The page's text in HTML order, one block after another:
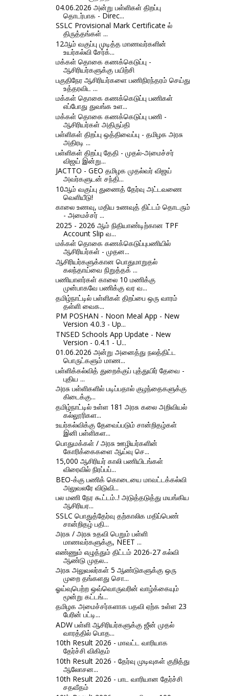
04.06.2026 அன்று பள்ளிகள் திறப்பு
தொடர்பாக - Direc...
SSLC Provisional Mark Certificate ல்
திருத்தங்கள் ...
12ஆம் வகுப்பு முடித்த மாணவர்களின்
உயர்கல்வி சேர்க்...
மக்கள் தொகை கணக்கெடுப்பு -
ஆசிரியர்களுக்கு பயிற்சி
பகுதிநேர ஆசிரியர்களை பணிநிரந்தரம் செய்து
உத்தரவிட ...
மக்கள் தொகை கணக்கெடுப்பு பணிகள்
எப்போது துவங்க உள...
மக்கள் தொகை கணக்கெடுப்பு பணி -
ஆசிரியர்கள் அதிருப்தி
பள்ளிகள் திறப்பு ஒத்திவைப்பு - தமிழக அரசு
அதிரடி ...
பள்ளிகள் திறப்பு தேதி - முதல்-அமைச்சர்
விஜய் இன்று...
JACTTO - GEO தமிழக முதல்வர் விஜய்
அவர்களுடன் சந்தி...
10ஆம் வகுப்பு துணைத் தேர்வு அட்டவணை
வெளியீடு!
காலை உணவு, மதிய உணவுத் திட்டம் தொடரும்
- அமைச்சர் ...
2025 - 2026 ஆம் நிதியாண்டிற்கான TPF
Account Slip வ...
மக்கள் தொகை கணக்கெடுப்புபணியில்
ஆசிரியர்கள் - முதன...
ஆசிரியர்களுக்கான பொதுமாறுதல்
கலந்தாய்வை நிறுத்தக் ...
பணியாளர்கள் காலை 10 மணிக்கு
முன்பாகவே பணிக்கு வர வ...
தமிழ்நாட்டில் பள்ளிகள் திறப்பை ஒரு வாரம்
தள்ளி வைக...
PM POSHAN - Noon Meal App - New
Version 4.0.3 - Up...
TNSED Schools App Update - New
Version - 0.4.1 - U...
01.06.2026 அன்று அனைத்து நலத்திட்ட
பொருட்களும் மாண...
பள்ளிக்கல்வித் துறைக்குப் புத்துயிர் தேவை -
புதிய ...
அரசு பள்ளிகளில் படிப்பதால் குழந்தைகளுக்கு
கிடைக்கு...
தமிழ்நாட்டில் உள்ள 181 அரசு கலை அறிவியல்
கல்லூரிகள...
உயர்கல்விக்கு தேவைப்படும் சான்றிதழ்கள்
இனி பள்ளிகள...
பொதுமக்கள் / அரசு ஊழியர்களின்
கோரிக்கைகளை ஆய்வு செ...
15,000 ஆசிரியர் காலி பணியிடங்கள்
விரைவில் நிரப்பப்...
BEO-க்கு பணிக் கொடையை மாவட்டக்கல்வி
அலுவலரே விடுவி...
பல மணி நேர கூட்டம்..! அடுத்தடுத்து மயங்கிய
ஆசிரியர...
SSLC பொதுத்தேர்வு தற்காலிக மதிப்பெண்
சான்றிதழ் பதி...
அரசு / அரசு உதவி பெறும் பள்ளி
மாணவர்களுக்கு, NEET ...
எண்ணும் எழுத்தும் திட்டம் 2026-27 கல்வி
ஆண்டு முதல...
அரசு அலுவலர்கள் 5 ஆண்டுகளுக்கு ஒரு
முறை தங்களது சொ...
ஓய்வுபெற்ற ஒவ்வொருவரின் வாழ்க்கையும்
மூன்று கட்டங்...
தமிழக அமைச்சர்களாக பதவி ஏற்க உள்ள 23
பேரின் பட்டி...
ADW பள்ளி ஆசிரியர்களுக்கு ஜீன் முதல்
வாரத்தில் பொத...
10th Result 2026 - மாவட்ட வாரியாக
தேர்ச்சி விகிதம்
10th Result 2026 - தேர்வு முடிவுகள் குறித்து
ஆலோசன...
10th Result 2026 - பாட வாரியான தேர்ச்சி
சதவீதம்